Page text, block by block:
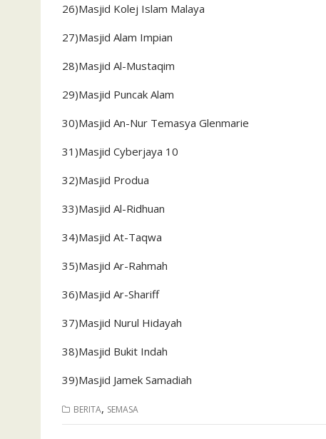
26)Masjid Kolej Islam Malaya
27)Masjid Alam Impian
28)Masjid Al-Mustaqim
29)Masjid Puncak Alam
30)Masjid An-Nur Temasya Glenmarie
31)Masjid Cyberjaya 10
32)Masjid Produa
33)Masjid Al-Ridhuan
34)Masjid At-Taqwa
35)Masjid Ar-Rahmah
36)Masjid Ar-Shariff
37)Masjid Nurul Hidayah
38)Masjid Bukit Indah
39)Masjid Jamek Samadiah
BERITA, SEMASA